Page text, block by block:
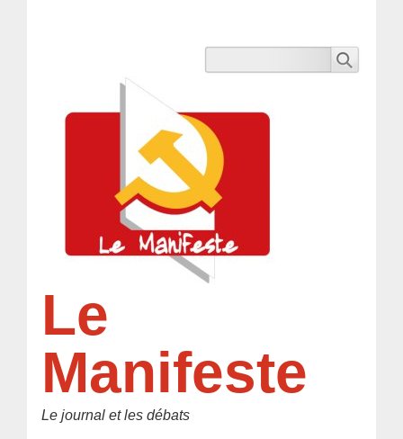
Le
Manifeste
Le journal et les débats